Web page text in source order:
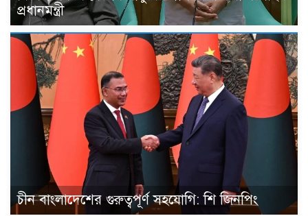
প্রধানমন্ত্রী
চীন বাংলাদেশের গুরুত্বপূর্ণ সহযোগি: শি জিনপিং